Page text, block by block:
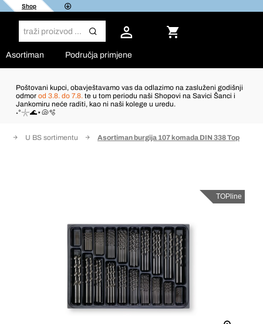
Shop
Asortiman Područja primjene
Poštovani kupci, obavještavamo vas da odlazimo na zasluženi godišnji
odmor od 3.8. do 7.8. te u tom periodu naši Shopovi na Savici Šanci i
Jankomiru neće raditi, kao ni naši kolege u uredu.
˖°𓇼🌊⋆🐚🫧
U BS sortimentu Asortiman burgija 107 komada DIN 338 Top
TOPline